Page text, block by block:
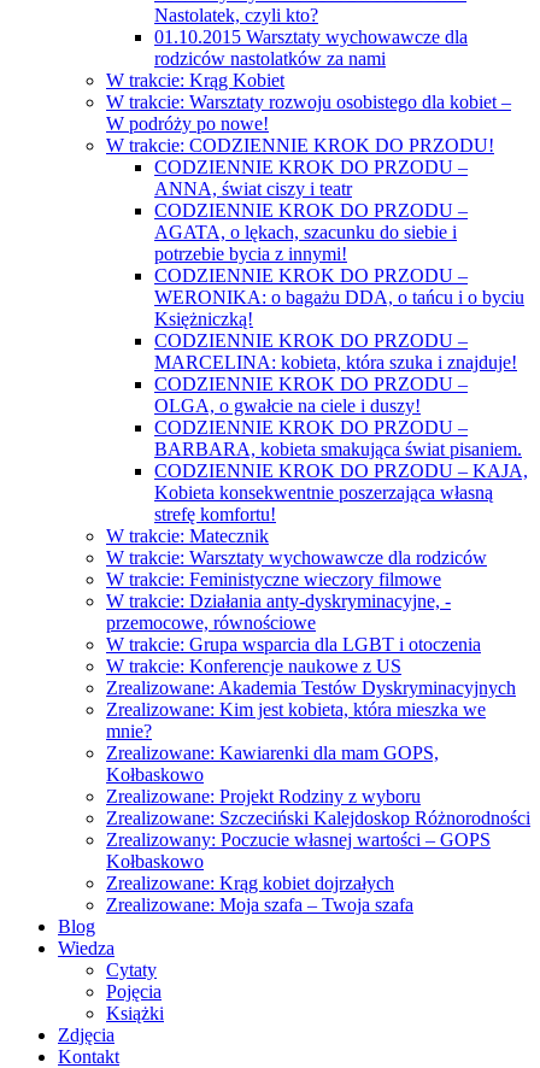
Nastolatek, czyli kto?
01.10.2015 Warsztaty wychowawcze dla
rodziców nastolatków za nami
W trakcie: Krąg Kobiet
W trakcie: Warsztaty rozwoju osobistego dla kobiet –
W podróży po nowe!
W trakcie: CODZIENNIE KROK DO PRZODU!
CODZIENNIE KROK DO PRZODU –
ANNA, świat ciszy i teatr
CODZIENNIE KROK DO PRZODU –
AGATA, o lękach, szacunku do siebie i
potrzebie bycia z innymi!
CODZIENNIE KROK DO PRZODU –
WERONIKA: o bagażu DDA, o tańcu i o byciu
Księżniczką!
CODZIENNIE KROK DO PRZODU –
MARCELINA: kobieta, która szuka i znajduje!
CODZIENNIE KROK DO PRZODU –
OLGA, o gwałcie na ciele i duszy!
CODZIENNIE KROK DO PRZODU –
BARBARA, kobieta smakująca świat pisaniem.
CODZIENNIE KROK DO PRZODU – KAJA,
Kobieta konsekwentnie poszerzająca własną
strefę komfortu!
W trakcie: Matecznik
W trakcie: Warsztaty wychowawcze dla rodziców
W trakcie: Feministyczne wieczory filmowe
W trakcie: Działania anty-dyskryminacyjne, -
przemocowe, równościowe
W trakcie: Grupa wsparcia dla LGBT i otoczenia
W trakcie: Konferencje naukowe z US
Zrealizowane: Akademia Testów Dyskryminacyjnych
Zrealizowane: Kim jest kobieta, która mieszka we
mnie?
Zrealizowane: Kawiarenki dla mam GOPS,
Kołbaskowo
Zrealizowane: Projekt Rodziny z wyboru
Zrealizowane: Szczeciński Kalejdoskop Różnorodności
Zrealizowany: Poczucie własnej wartości – GOPS
Kołbaskowo
Zrealizowane: Krąg kobiet dojrzałych
Zrealizowane: Moja szafa – Twoja szafa
Blog
Wiedza
Cytaty
Pojęcia
Książki
Zdjęcia
Kontakt